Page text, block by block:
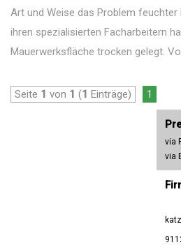
Art und Weise das Problem
ihren spezialisierten Facharbeitern
Mauerwerksfläche trocken gelegt.
Seite 1 von 1 (1 Einträge) 1
via
via